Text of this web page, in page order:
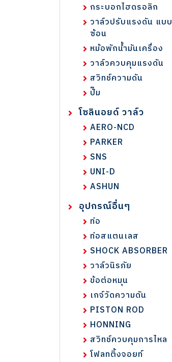
กระบอกไฮดรอลิก
วาล์วปรับแรงดัน แบบ
ซ้อน
หม้อพักน้ำมันเครื่อง
วาล์วควบคุมแรงดัน
สวิทช์ความดัน
ปั๊ม
โซลินอยด์ วาล์ว
AERO-NCD
PARKER
SNS
UNI-D
ASHUN
อุปกรณ์อื่นๆ
ท่อ
ท่อสแตนเลส
SHOCK ABSORBER
วาล์วนิรภัย
ข้อต่อหมุน
เกจ์วัดความดัน
PISTON ROD
HONNING
สวิทช์ควบคุมการไหล
โฟลทติ้งจอยท์